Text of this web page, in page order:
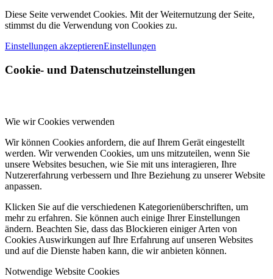
Diese Seite verwendet Cookies. Mit der Weiternutzung der Seite,
stimmst du die Verwendung von Cookies zu.
Einstellungen akzeptierenEinstellungen
Cookie- und Datenschutzeinstellungen
Wie wir Cookies verwenden
Wir können Cookies anfordern, die auf Ihrem Gerät eingestellt
werden. Wir verwenden Cookies, um uns mitzuteilen, wenn Sie
unsere Websites besuchen, wie Sie mit uns interagieren, Ihre
Nutzererfahrung verbessern und Ihre Beziehung zu unserer Website
anpassen.
Klicken Sie auf die verschiedenen Kategorienüberschriften, um
mehr zu erfahren. Sie können auch einige Ihrer Einstellungen
ändern. Beachten Sie, dass das Blockieren einiger Arten von
Cookies Auswirkungen auf Ihre Erfahrung auf unseren Websites
und auf die Dienste haben kann, die wir anbieten können.
Notwendige Website Cookies